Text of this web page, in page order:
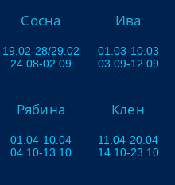
Сосна
19.02-28/29.02
24.08-02.09
Ива
01.03-10.03
03.09-12.09
Рябина
01.04-10.04
04.10-13.10
Клен
11.04-20.04
14.10-23.10